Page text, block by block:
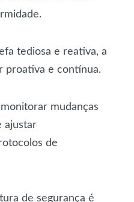
tediosa e reativa, a
proativa e contínua.
mudanças
ajustar
de
de segurança é